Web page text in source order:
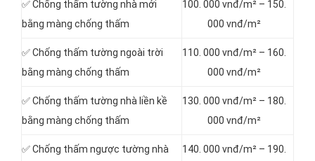
✅ Chống thấm tường nhà mới
bằng màng chống thấm
100. 000 vnđ/m² – 150.
000 vnđ/m²
✅ Chống thấm tường ngoài trời
bằng màng chống thấm
110. 000 vnđ/m² – 160.
000 vnđ/m²
✅ Chống thấm tường nhà liền kề
bằng màng chống thấm
130. 000 vnđ/m² – 180.
000 vnđ/m²
✅ Chống thấm ngược tường nhà
140. 000 vnđ/m² – 190.